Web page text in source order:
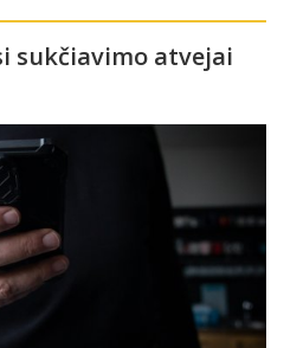
sukčiavimo atvejai